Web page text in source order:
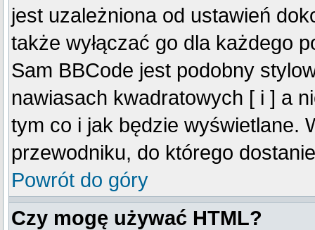
jest uzależniona od ustawień
także wyłączać go dla każdego
Sam BBCode jest podobny
nawiasach kwadratowych [ i ] a
tym co i jak będzie wyświetlane.
przewodniku, do którego
Powrót do góry
Czy mogę używać HTML?